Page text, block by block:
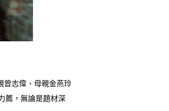
曾志偉、母親金燕玲
薦，無論是題材深